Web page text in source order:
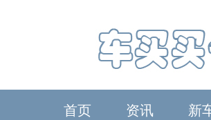
首页 资讯 新